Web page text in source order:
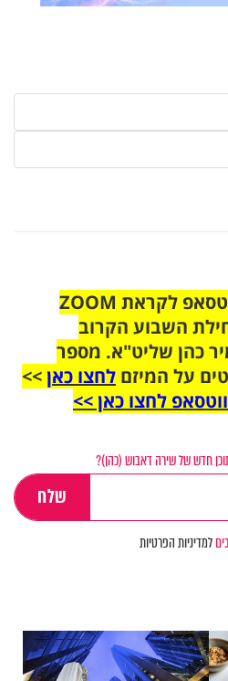
הצטרפו לקבוצת הוואטסאפ לקראת ZOOM
השבוע הקרוב
כהן שליט"א. מספר
על המיזם לחצו כאן>>
לחצו כאן >>
חדש של שירה דאבוש (כהן)?
למדיניות הפרטיות